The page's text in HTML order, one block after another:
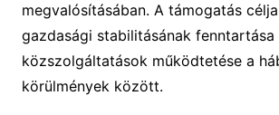
megvalósításában. A támogatás
gazdasági stabilitásának
közszolgáltatások működtetése a
körülmények között.